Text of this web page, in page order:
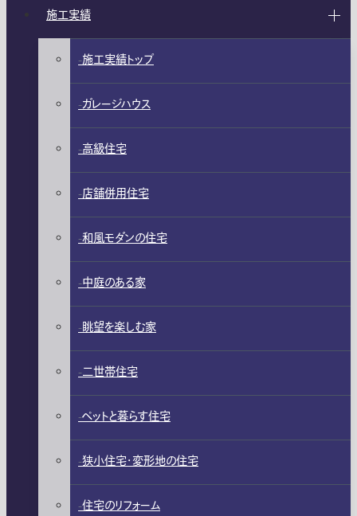
施工実績
施工実績トップ
ガレージハウス
高級住宅
店舗併用住宅
和風モダンの住宅
中庭のある家
眺望を楽しむ家
二世帯住宅
ペットと暮らす住宅
狭小住宅・変形地の住宅
住宅のリフォーム